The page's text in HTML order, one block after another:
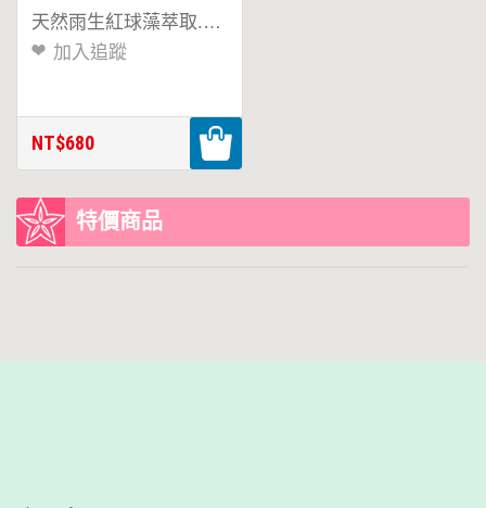
天然雨生紅球藻萃取.無化學合成
加入追蹤
NT$680
特價商品